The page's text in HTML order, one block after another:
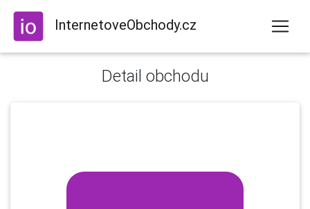
InternetoveObchody.cz
Detail obchodu